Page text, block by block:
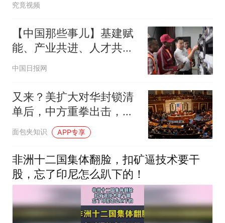
究竟视频
【中国那些事儿】基建赋
能、产业共进、人才共育
中非务实合作赢得非洲青
中国日报网
又来？美扩大对华封锁清
单后，中方重拳出击，民
主党开始“甩锅”
面包夹知识 APP专享
非洲十二国集体翻脸，扣矿逼技术要干
股，忘了印尼怎么趴下的！